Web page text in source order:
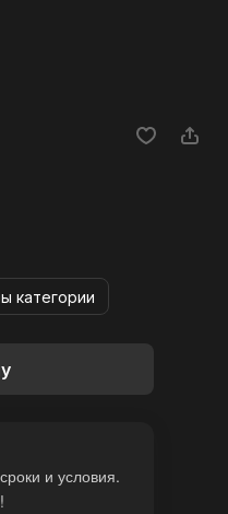
категории
и условия.